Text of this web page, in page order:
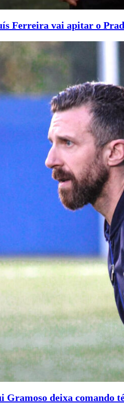
Ferreira vai apitar o
Gramoso deixa comando